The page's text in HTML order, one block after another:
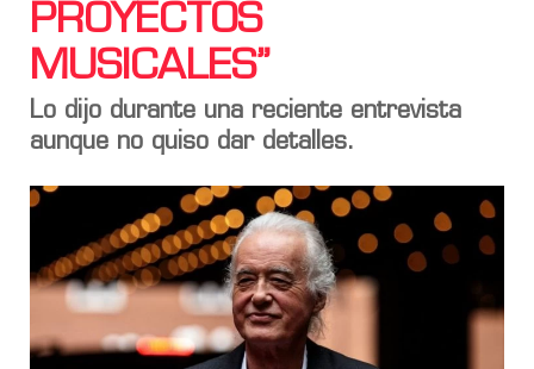
PROYECTOS
MUSICALES”
Lo dijo durante una reciente entrevista
aunque no quiso dar detalles.